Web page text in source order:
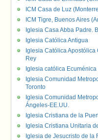
ICM Casa de Luz
ICM Tigre, Buenos Aires
Iglesia Casa Abba Padre.
Iglesia Católica Antigua
Iglesia Católica
Rey
Iglesia católica Ecuménica
Iglesia Comunidad
Toronto
Iglesia Comunidad
Ángeles-EE.UU.
Iglesia Cristiana de la
Iglesia Cristiana Unitaria
Iglesia de Jesucristo de la